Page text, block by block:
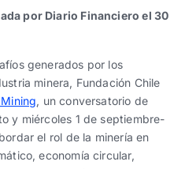
|English
|English
por Diario Financiero el 30
generados por los
minera, Fundación Chile
, un conversatorio de
y miércoles 1 de septiembre-
el rol de la minería en
economía circular,